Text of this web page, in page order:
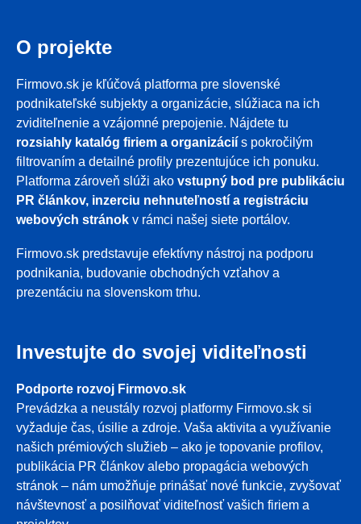
O projekte
Firmovo.sk je kľúčová platforma pre slovenské
podnikateľské subjekty a organizácie, slúžiaca na ich
zviditeľnenie a vzájomné prepojenie. Nájdete tu
rozsiahly katalóg firiem a organizácií s pokročilým
filtrovaním a detailné profily prezentujúce ich ponuku.
Platforma zároveň slúži ako vstupný bod pre publikáciu
PR článkov, inzerciu nehnuteľností a registráciu
webových stránok v rámci našej siete portálov.
Firmovo.sk predstavuje efektívny nástroj na podporu
podnikania, budovanie obchodných vzťahov a
prezentáciu na slovenskom trhu.
Investujte do svojej viditeľnosti
Podporte rozvoj Firmovo.sk
Prevádzka a neustály rozvoj platformy Firmovo.sk si
vyžaduje čas, úsilie a zdroje. Vaša aktivita a využívanie
našich prémiových služieb – ako je topovanie profilov,
publikácia PR článkov alebo propagácia webových
stránok – nám umožňuje prinášať nové funkcie, zvyšovať
návštevnosť a posilňovať viditeľnosť vašich firiem a